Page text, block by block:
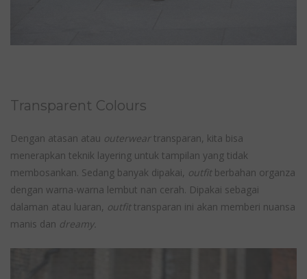
Transparent Colours
Dengan atasan atau outerwear transparan, kita bisa
menerapkan teknik layering untuk tampilan yang tidak
membosankan. Sedang banyak dipakai, outfit berbahan organza
dengan warna-warna lembut nan cerah. Dipakai sebagai
dalaman atau luaran, outfit transparan ini akan memberi nuansa
manis dan dreamy.